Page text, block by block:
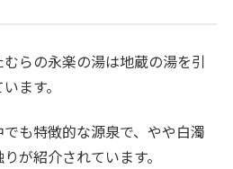
らの永楽の湯は地蔵の湯を引
ます。
も特徴的な源泉で、やや白濁
が紹介されています。